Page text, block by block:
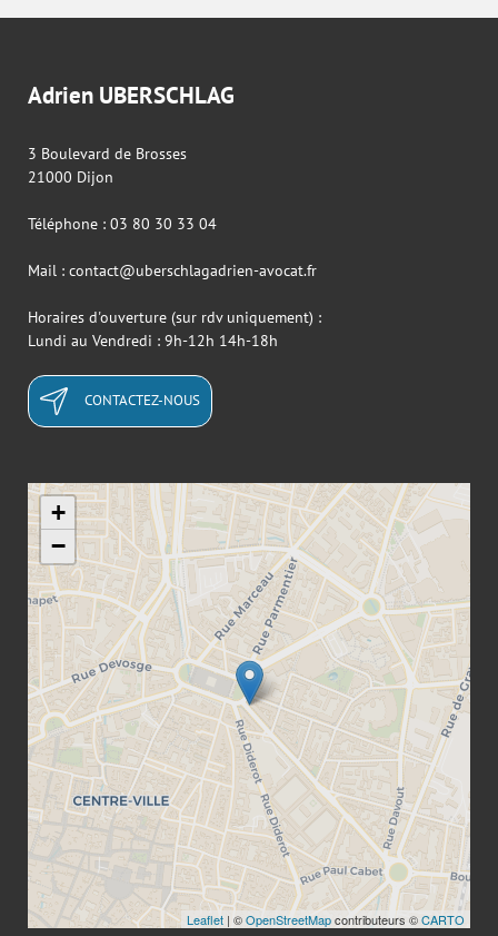
Adrien UBERSCHLAG
3 Boulevard de Brosses
21000 Dijon
Téléphone : 03 80 30 33 04
Mail : contact@uberschlagadrien-avocat.fr
Horaires d'ouverture (sur rdv uniquement) :
Lundi au Vendredi : 9h-12h 14h-18h
CONTACTEZ-NOUS
+
−
Leaflet | ©OpenStreetMapcontributeurs ©CARTO